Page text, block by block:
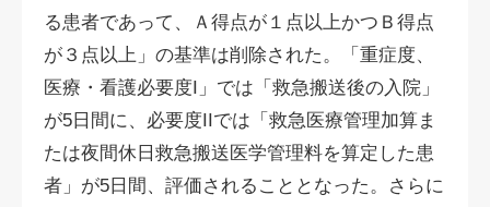
る患者であって、Ａ得点が１点以上かつＢ得点
が３点以上」の基準は削除された。「重症度、
医療・看護必要度I」では「救急搬送後の入院」
が5日間に、必要度IIでは「救急医療管理加算ま
たは夜間休日救急搬送医学管理料を算定した患
者」が5日間、評価されることとなった。さらに